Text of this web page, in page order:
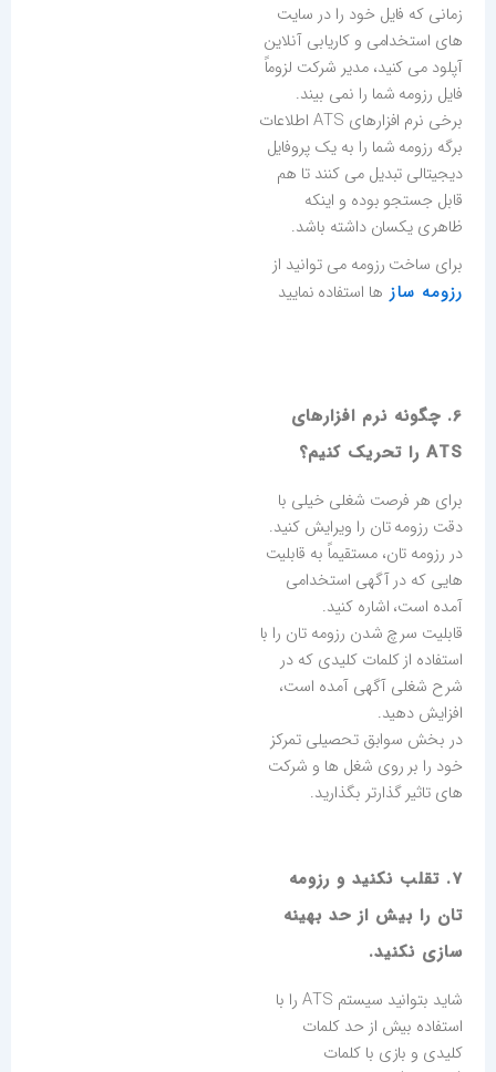
زمانی که فایل خود را در سایت
های استخدامی و کاریابی آنلاین
آپلود می کنید، مدیر شرکت لزوماً
فایل رزومه شما را نمی بیند.
برخی نرم افزارهای ATS اطلاعات
برگه رزومه شما را به یک پروفایل
دیجیتالی تبدیل می کنند تا هم
قابل جستجو بوده و اینکه
ظاهری یکسان داشته باشد.
برای ساخت رزومه می توانید از
رزومه ساز ها استفاده نمایید
6. چگونه نرم افزارهای
ATS را تحریک کنیم؟
برای هر فرصت شغلی خیلی با
دقت رزومه تان را ویرایش کنید.
در رزومه تان، مستقیماً به قابلیت
هایی که در آگهی استخدامی
آمده است، اشاره کنید.
قابلیت سرچ شدن رزومه تان را با
استفاده از کلمات کلیدی که در
شرح شغلی آگهی آمده است،
افزایش دهید.
در بخش سوابق تحصیلی تمرکز
خود را بر روی شغل ها و شرکت
های تاثیر گذارتر بگذارید.
7. تقلب نکنید و رزومه
تان را بیش از حد بهینه
سازی نکنید.
شاید بتوانید سیستم ATS را با
استفاده بیش از حد کلمات
کلیدی و بازی با کلمات